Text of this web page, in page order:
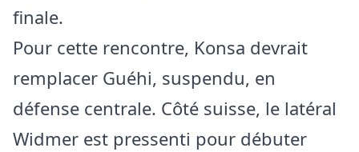
finale.
Pour cette rencontre, Konsa devrait
remplacer Guéhi, suspendu, en
défense centrale. Côté suisse, le latéral
Widmer est pressenti pour débuter